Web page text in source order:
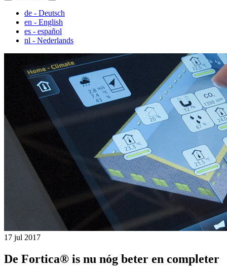
de - Deutsch
en - English
es - español
nl - Nederlands
17 jul 2017
De Fortica® is nu nóg beter en completer